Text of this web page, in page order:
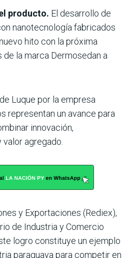
producto. El desarrollo de
nanotecnología fabricados
hito con la próxima
la marca Dermosedan a
Luque por la empresa
representan un avance para
innovación,
agregado.
y Exportaciones (Rediex),
de Industria y Comercio
logro constituye un ejemplo
paraguaya para competir en